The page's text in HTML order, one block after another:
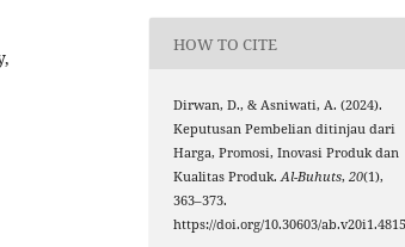
HOW TO CITE
Dirwan, D., & Asniwati, A. (2024).
Keputusan Pembelian ditinjau dari
Harga, Promosi, Inovasi Produk dan
Kualitas Produk.Al-Buhuts,20(1),
363–373.
https://doi.org/10.30603/